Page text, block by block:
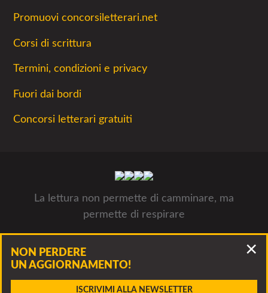
Accidenti, questo bando è scaduto!
Promuovi concorsiletterari.net
Corsi di scrittura
Termini, condizioni e privacy
Fuori dai bordi
Concorsi letterari gratuiti
La lettura non permette di camminare, ma
permette di respirare
Panzarella, via Francesco Guerrazzi 10, 20900 Monza P.IVA
09312311005
NON PERDERE
UN AGGIORNAMENTO!
ISCRIVIMI ALLA NEWSLETTER